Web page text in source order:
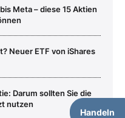
Handeln
Meta – diese 15 Aktien
Neuer ETF von iShares
Darum sollten Sie die
nutzen